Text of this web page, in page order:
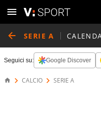
SERIE A
Seguici su: Google Discover
CALCIO SERIE A